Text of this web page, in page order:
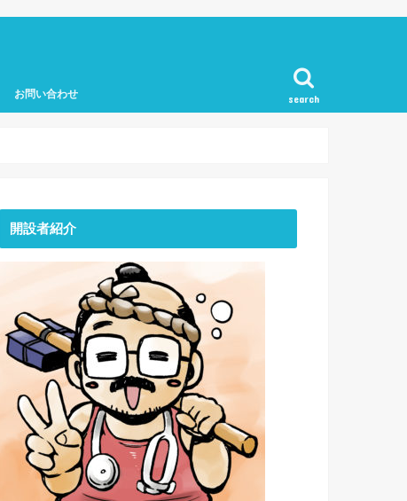
search
お問い合わせ
開設者紹介